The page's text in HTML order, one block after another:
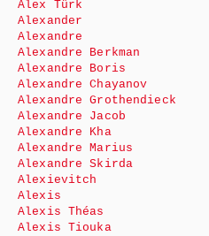
Alex Türk
Alexander
Alexandre
Alexandre Berkman
Alexandre Boris
Alexandre Chayanov
Alexandre Grothendieck
Alexandre Jacob
Alexandre Kha
Alexandre Marius
Alexandre Skirda
Alexievitch
Alexis
Alexis Théas
Alexis Tiouka